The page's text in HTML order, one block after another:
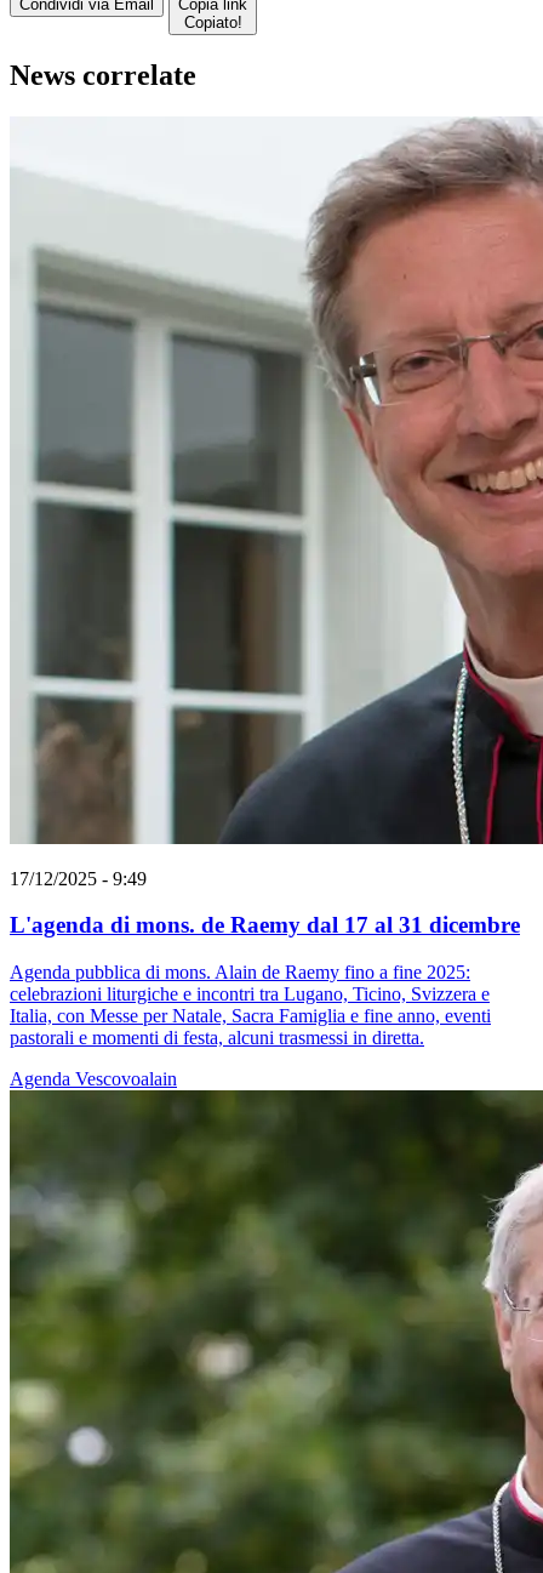
Condividi via Email
Copia link
Copiato!
News correlate
17/12/2025 - 9:49
L'agenda di mons. de Raemy dal 17 al 31 dicembre
Agenda pubblica di mons. Alain de Raemy fino a fine 2025:
celebrazioni liturgiche e incontri tra Lugano, Ticino, Svizzera e
Italia, con Messe per Natale, Sacra Famiglia e fine anno, eventi
pastorali e momenti di festa, alcuni trasmessi in diretta.
Agenda Vescovoalain